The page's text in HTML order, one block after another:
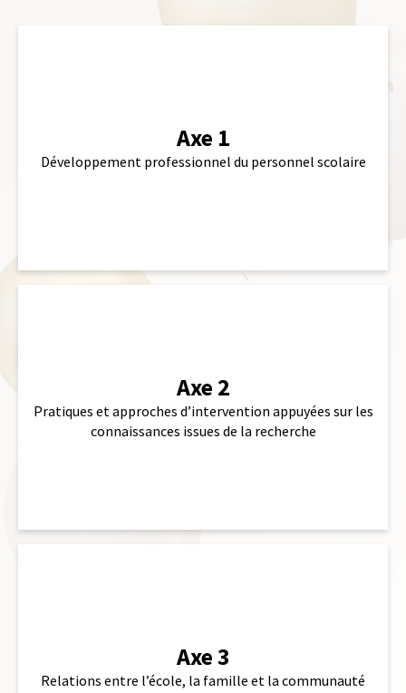
Axe 1
Développement professionnel du personnel scolaire
Axe 2
Pratiques et approches d’intervention appuyées sur les
connaissances issues de la recherche
Axe 3
Relations entre l’école, la famille et la communauté